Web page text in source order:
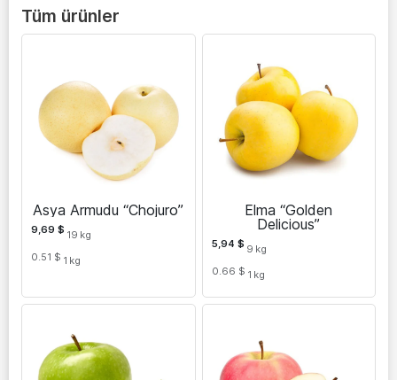
Tüm ürünler
Asya Armudu “Chojuro”
9,69 $ 19 kg
0.51 $ 1 kg
Elma “Golden
Delicious”
5,94 $ 9 kg
0.66 $ 1 kg